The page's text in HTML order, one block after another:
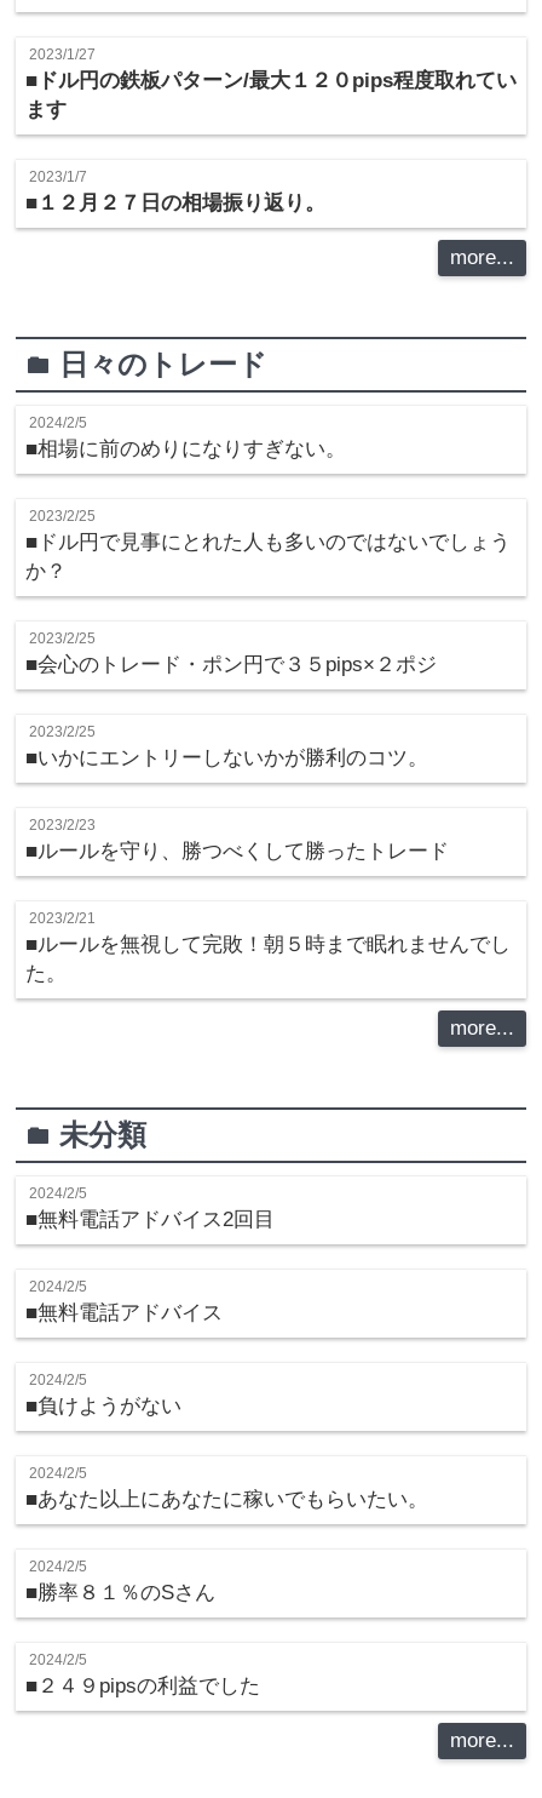
2023/1/27
■ドル円の鉄板パターン/最大１２０pips程度取れてい
ます
2023/1/7
■ １２月２７日の相場振り返り。
more...
folder 日々のトレード
2024/2/5
■相場に前のめりになりすぎない。
2023/2/25
■ドル円で見事にとれた人も多いのではないでしょう
か？
2023/2/25
■会心のトレード・ポン円で３５pips×２ポジ
2023/2/25
■いかにエントリーしないかが勝利のコツ。
2023/2/23
■ルールを守り、勝つべくして勝ったトレード
2023/2/21
■ルールを無視して完敗！朝５時まで眠れませんでし
た。
more...
folder未分類
2024/2/5
■無料電話アドバイス2回目
2024/2/5
■無料電話アドバイス
2024/2/5
■負けようがない
2024/2/5
■あなた以上にあなたに稼いでもらいたい。
2024/2/5
■勝率８１％のSさん
2024/2/5
■２４９pipsの利益でした
more...